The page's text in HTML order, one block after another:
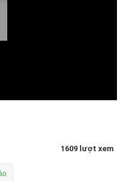
1609 lượt xem